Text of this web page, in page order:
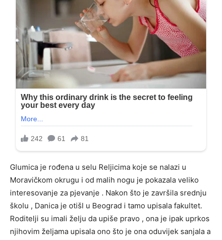
Glumica je rođena u selu Reljicima koje se nalazi u
Moravičkom okrugu i od malih nogu je pokazala veliko
interesovanje za pjevanje . Nakon što je završila srednju
školu , Danica je otišl u Beograd i tamo upisala fakultet.
Roditelji su imali želju da upiše pravo , ona je ipak uprkos
njihovim željama upisala ono što je ona oduvijek sanjala a